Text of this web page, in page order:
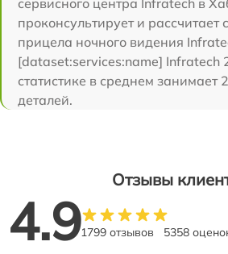
проконсультирует и рассчитает
прицела ночного видения
[dataset:services:name] Infratech
статистике в среднем занимает
деталей.
Отзывы
4.91799 отзывов 5358